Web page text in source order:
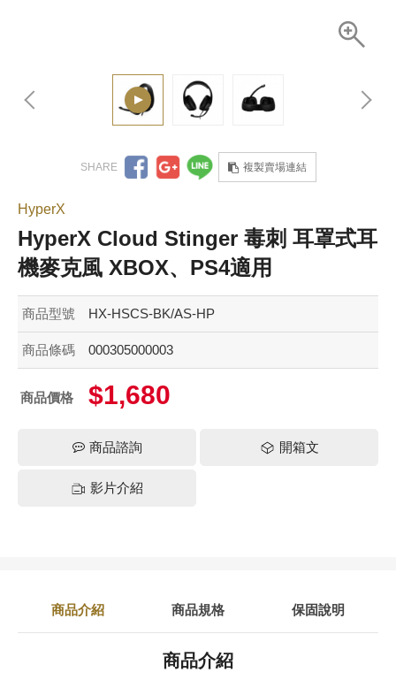
複製賣場連結
HyperX
HyperX Cloud Stinger 毒刺 耳罩式耳
機麥克風 XBOX、PS4適用
商品型號 HX-HSCS-BK/AS-HP
商品條碼 000305000003
商品價格 $1,680
商品諮詢 開箱文
影片介紹
商品介紹 商品規格 保固說明
商品介紹